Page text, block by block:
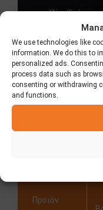
We use technologies like
information. We do this to
personalized ads.
process data such as
consenting or withdrawing
and functions.
Πίτα Τσέπη
Προϊόν